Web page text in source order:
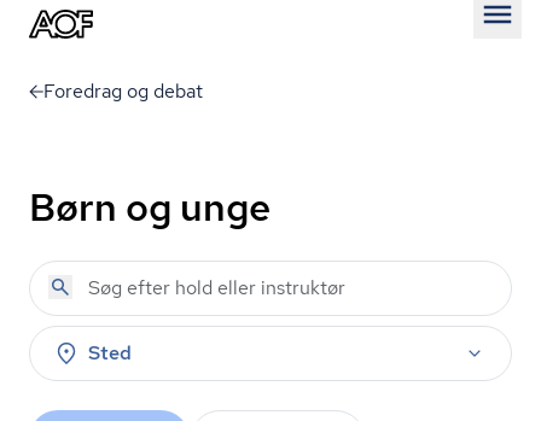
Foredrag og debat
Børn og unge
Sted